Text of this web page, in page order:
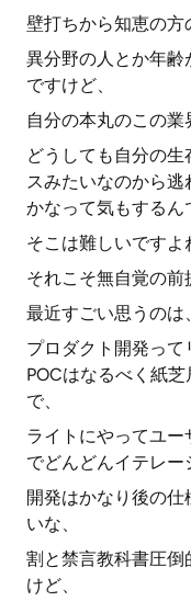
壁打ちから知恵の方
異分野の人とか年
ですけど、
自分の本丸のこの業
どうしても自分の
スみたいなのから
かなって気もするん
そこは難しいですよ
それこそ無自覚の前
最近すごい思うのは、
プロダクト開発っ
POCはなるべく紙
で、
ライトにやってユ
でどんどんイテレー
開発はかなり後の
いな、
割と禁言教科書圧
けど、